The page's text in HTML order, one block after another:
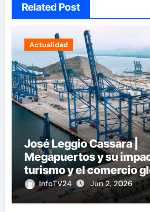
Related Post
Actualidad
José Leggio Cassara |
Megapuertos y su
turismo y el comercio
InfoTV24 Jun 2, 2026